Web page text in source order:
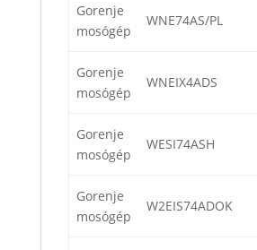
Gorenje
mosógép
WNE74AS/PL
Gorenje
mosógép
WNEIX4ADS
Gorenje
mosógép
WESI74ASH
Gorenje
mosógép
W2EIS74ADOK